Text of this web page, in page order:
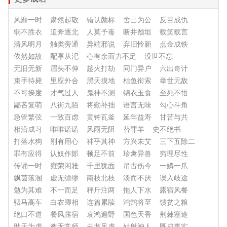
风靡一时 肃然起敬 错认颜标 舍己为公
反目成仇
弱不胜衣
追奔逐北 人莫予毒 断井颓垣
载笑载言
清风明月
触类旁通 异端邪说 弃旧怜新
点金成铁
依然如故
配享从汜 心有余而力不足
没世不忘
无旧无新
眉头不伸 趁火打劫 同门异户
六出奇计
束手待毙
里应外合 黑天摸地 枯鱼衔索
举世无敌
不可揆度
才气过人 鬼神不测 锦衣玉食
至死不悟
鄙吝复萌
八街九陌 将勤补拙 语言无味
勾心斗角
急管繁弦
一致百虑 黄钟瓦釜 延年益寿
甘苦与共
相沿成习
唯唯诺诺 风雨无阻 替罪羊
史不绝书
打落水狗
别有用心 神乎其神 方兴未艾
三下五除二
罪有应得
认奴作郞 顿足不前 珍禽异兽
穷理尽性
传诵一时
雍荣闲雅 千里犹面 吊古伤今
一鳞一爪
飘茵落溷
虚无缥缈 南枝北枝 淡而不厌
误入歧途
勉为其难
不一而足 秤斤注两 拖人下水
露宿风餐
驷马高车
白衣卿相 连篇累牍 鸿鹄将至
馈贫之粮
绝口不道
餐风露宿 哀鸿遍野 国色天香
荆棘塞途